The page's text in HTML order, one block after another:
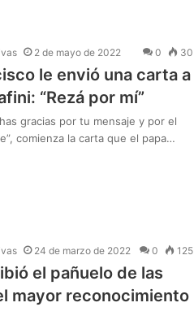
2 de mayo de 2022 0 30
le envió una carta a
“Rezá por mí”
gracias por tu mensaje y por el
comienza la carta que el papa…
24 de marzo de 2022 0 125
el pañuelo de las
mayor reconocimiento